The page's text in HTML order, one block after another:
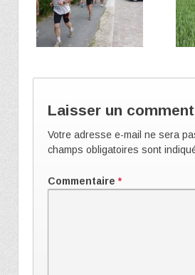
Laisser un
Votre adresse e-mail ne sera
champs obligatoires sont
Commentaire *